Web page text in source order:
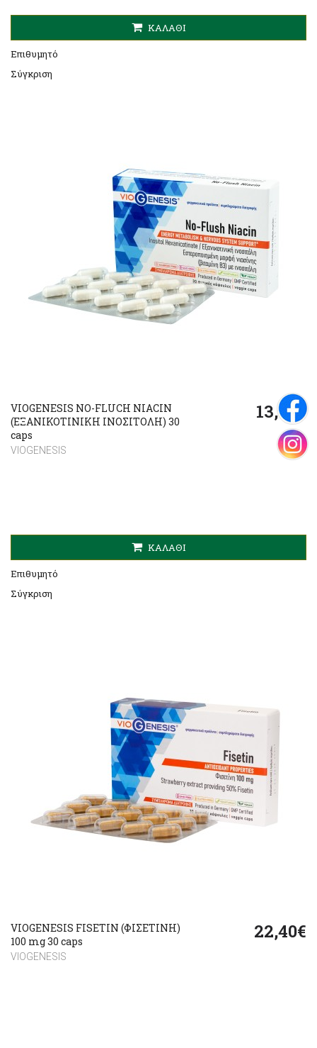
ΚΑΛΆΘΙ
Επιθυμητό
Σύγκριση
VIOGENESIS NO-FLUCH NIACIN
(ΕΞΑΝΙΚΟΤΙΝΙΚΗ ΙΝΟΣΙΤΟΛΗ) 30
caps
VIOGENESIS
13,65€
ΚΑΛΆΘΙ
Επιθυμητό
Σύγκριση
VIOGENESIS FISETIN (ΦΙΣΕΤΙΝΗ)
100 mg 30 caps
VIOGENESIS
22,40€